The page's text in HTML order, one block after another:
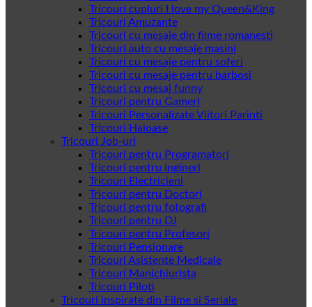
Tricouri cupluri I love my Queen&King
Tricouri Amuzante
Tricouri cu mesaje din filme romanesti
Tricouri auto cu mesaje masini
Tricouri cu mesaje pentru soferi
Tricouri cu mesaje pentru barbosi
Tricouri cu mesaj funny
Tricouri pentru Gameri
Tricouri Personalizate Viitori Parinti
Tricouri Haioase
Tricouri Job-uri
Tricouri pentru Programatori
Tricouri pentru ingineri
Tricouri Electricieni
Tricouri pentru Doctori
Tricouri pentru fotografi
Tricouri pentru DJ
Tricouri pentru Profesori
Tricouri Pensionare
Tricouri Asistente Medicale
Tricouri Manichiurista
Tricouri Piloti
Tricouri inspirate din Filme si Seriale